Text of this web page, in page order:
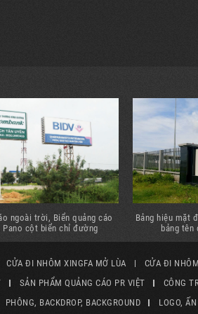
ngoài trời, Biển quảng cáo
cột biển chỉ đường
Bảng hiệu mặt
bảng tên
CỬA ĐI NHÔM XINGFA MỞ LÙA CỬA ĐI
SẢN PHẨM QUẢNG CÁO PR VIỆT CÔNG
PHÔNG, BACKDROP, BACKGROUND LOGO,